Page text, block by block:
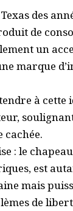
des
de
un
marque
à cette
cachée.
: le
est
mais
de